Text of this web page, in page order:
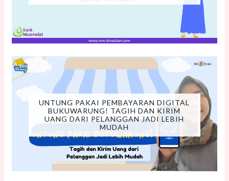
UNTUNG PAKAI PEMBAYARAN DIGITAL
BUKUWARUNG! TAGIH DAN KIRIM
UANG DARI PELANGGAN JADI LEBIH
MUDAH